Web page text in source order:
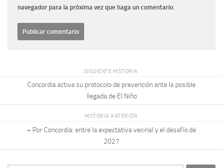
navegador para la próxima vez que haga un comentario.
SIGUIENTE HISTORIA
Concordia activa su protocolo de prevención ante la posible
llegada de El Niño
HISTORIA ANTERIOR
+ Por Concordia: entre la expectativa vecinal y el desafío de
2027